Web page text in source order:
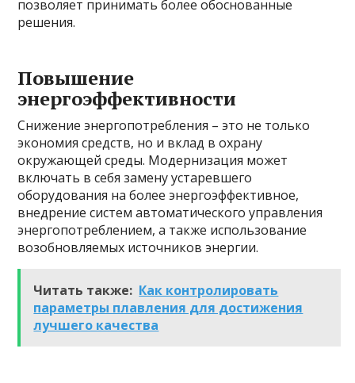
позволяет принимать более обоснованные
решения.
Повышение
энергоэффективности
Снижение энергопотребления – это не только
экономия средств, но и вклад в охрану
окружающей среды. Модернизация может
включать в себя замену устаревшего
оборудования на более энергоэффективное,
внедрение систем автоматического управления
энергопотреблением, а также использование
возобновляемых источников энергии.
Читать также: Как контролировать
параметры плавления для достижения
лучшего качества